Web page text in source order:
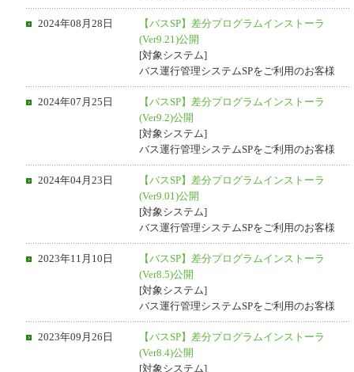
2024年08月28日
【バスSP】差分プログラムインストーラ
(Ver9.21)公開
[対象システム]
バス運行管理システムSPをご利用のお客様
2024年07月25日
【バスSP】差分プログラムインストーラ
(Ver9.2)公開
[対象システム]
バス運行管理システムSPをご利用のお客様
2024年04月23日
【バスSP】差分プログラムインストーラ
(Ver9.01)公開
[対象システム]
バス運行管理システムSPをご利用のお客様
2023年11月10日
【バスSP】差分プログラムインストーラ
(Ver8.5)公開
[対象システム]
バス運行管理システムSPをご利用のお客様
2023年09月26日
【バスSP】差分プログラムインストーラ
(Ver8.4)公開
[対象システム]